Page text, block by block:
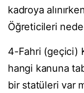
kadroya
Öğreticileri neden
4-Fahri (geçici)
hangi kanuna
bir statüleri var